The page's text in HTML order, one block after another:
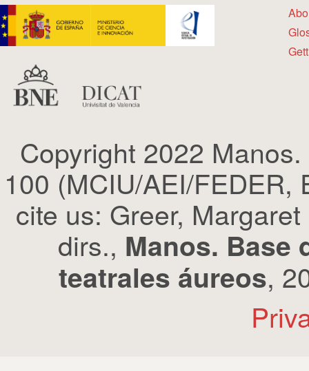
Copyright 2022
100 (MCIU/AEI/
cite us: Greer,
dirs., Manos. Base
teatrales áureos,